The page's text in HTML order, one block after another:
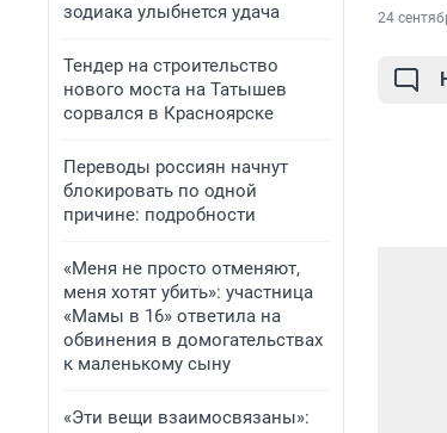
зодиака улыбнется удача
Тендер на строительство
нового моста на Татышев
сорвался в Красноярске
Переводы россиян начнут
блокировать по одной
причине: подробности
«Меня не просто отменяют,
меня хотят убить»: участница
«Мамы в 16» ответила на
обвинения в домогательствах
к маленькому сыну
«Эти вещи взаимосвязаны»:
24